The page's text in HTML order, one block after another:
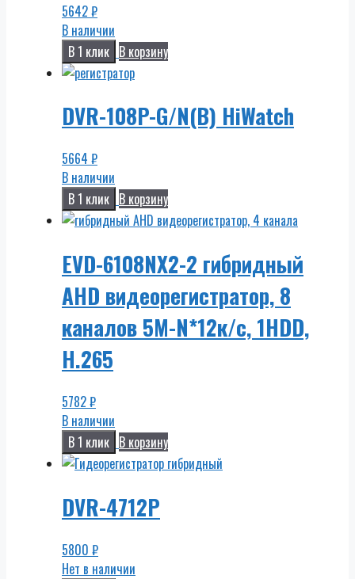
5642₽
В наличии
В 1 клик В корзину
DVR-108P-G/N(B) HiWatch
5664 ₽
В наличии
В 1 клик В корзину
EVD-6108NX2-2 гибридный
AHD видеорегистратор, 8
каналов 5M-N*12к/с, 1HDD,
H.265
5782₽
В наличии
В 1 клик В корзину
DVR-4712P
5800 ₽
Нет в наличии